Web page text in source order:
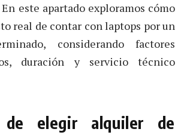
este apartado exploramos cómo
real de contar con laptops por un
considerando factores
duración y servicio técnico
de elegir alquiler de